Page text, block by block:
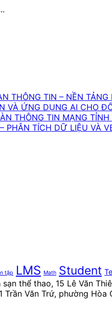
THÔNG TIN – NỀN
VÀ ỨNG DỤNG AI CHO
THÔNG TIN MẠNG
PHÂN TÍCH DỮ LIỆU VÀ
tập LMS Math Student
thể thao, 15 Lê Văn
Văn Trứ, phường Hòa